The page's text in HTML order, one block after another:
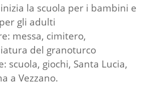
la scuola per i bambini e
gli adulti
messa, cimitero,
del granoturco
scuola, giochi, Santa Lucia,
a Vezzano.